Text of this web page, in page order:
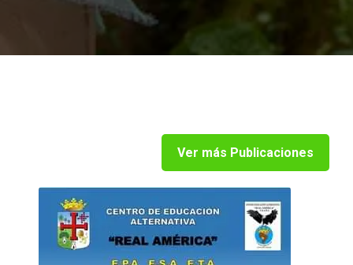
Ver más Publicaciones